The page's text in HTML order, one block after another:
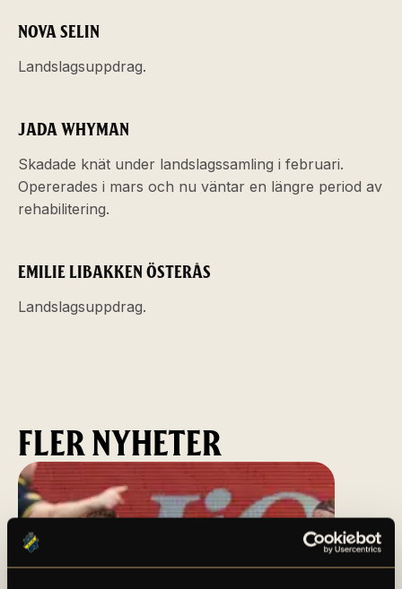
NOVA SELIN
Landslagsuppdrag.
JADA WHYMAN
Skadade knät under landslagssamling i februari.
Opererades i mars och nu väntar en längre period av
rehabilitering.
EMILIE LIBAKKEN ÖSTERÅS
Landslagsuppdrag.
FLER NYHETER